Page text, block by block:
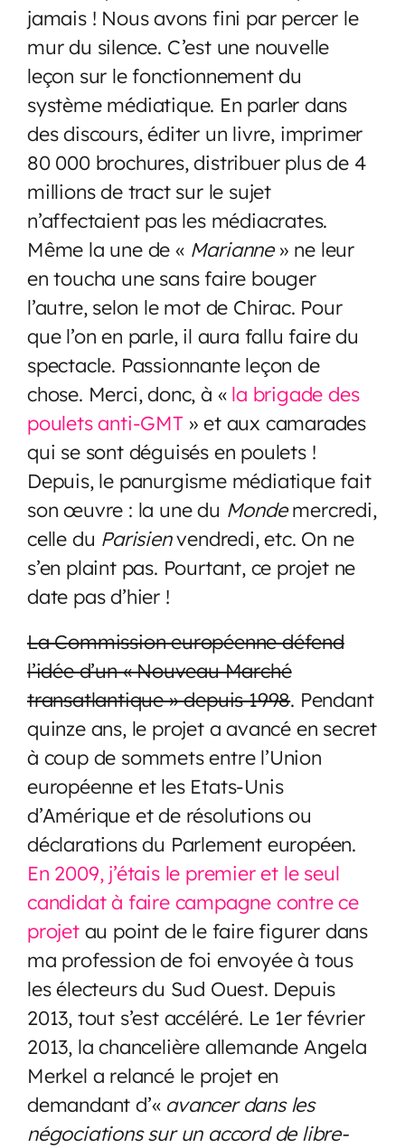
jamais ! Nous avons fini par percer le
mur du silence. C’est une nouvelle
leçon sur le fonctionnement du
système médiatique. En parler dans
des discours, éditer un livre, imprimer
80 000 brochures, distribuer plus de 4
millions de tract sur le sujet
n’affectaient pas les médiacrates.
Même la une de « Marianne» ne leur
en toucha une sans faire bouger
l’autre, selon le mot de Chirac. Pour
que l’on en parle, il aura fallu faire du
spectacle. Passionnante leçon de
chose. Merci, donc, à « la brigade des
poulets anti-GMT» et aux camarades
qui se sont déguisés en poulets !
Depuis, le panurgisme médiatique fait
son œuvre : la une du Mondemercredi,
celle du Parisienvendredi, etc. On ne
s’en plaint pas. Pourtant, ce projet ne
date pas d’hier !
La Commission européenne défend
l’idée d’un « Nouveau Marché
transatlantique » depuis 1998. Pendant
quinze ans, le projet a avancé en secret
à coup de sommets entre l’Union
européenne et les Etats-Unis
d’Amérique et de résolutions ou
déclarations du Parlement européen.
En 2009, j’étais le premier et le seul
candidat à faire campagne contre ce
projetau point de le faire figurer dans
ma profession de foi envoyée à tous
les électeurs du Sud Ouest. Depuis
2013, tout s’est accéléré. Le 1er février
2013, la chancelière allemande Angela
Merkel a relancé le projet en
demandant d’«avancer dans les
négociations sur un accord de libre-